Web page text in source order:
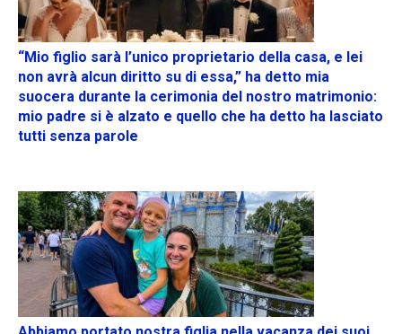
“Mio figlio sarà l’unico proprietario della casa, e lei
non avrà alcun diritto su di essa,” ha detto mia
suocera durante la cerimonia del nostro matrimonio:
mio padre si è alzato e quello che ha detto ha lasciato
tutti senza parole